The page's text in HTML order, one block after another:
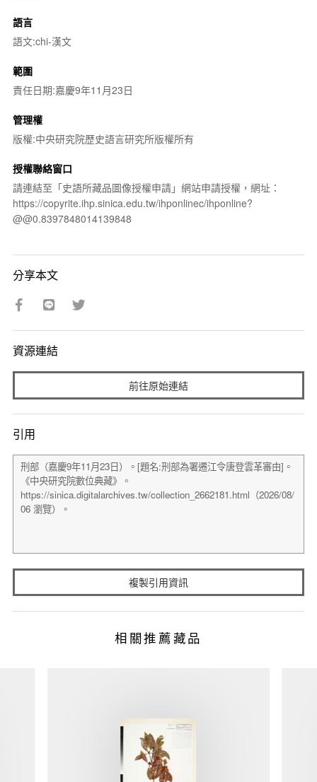
語言
語文:chi-漢文
範圍
責任日期:嘉慶9年11月23日
管理權
版權:中央研究院歷史語言研究所版權所有
授權聯絡窗口
請連結至「史語所藏品圖像授權申請」網站申請授權，網址：
https://copyrite.ihp.sinica.edu.tw/ihponlinec/ihponline?
@@0.8397848014139848
分享本文
資源連結
前往原始連結
引用
複製引用資訊
相關推薦藏品